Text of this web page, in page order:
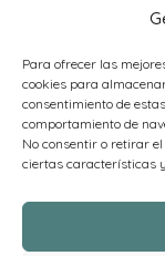
Para ofrecer las
cookies para
consentimiento de
comportamiento de
No consentir o retirar
ciertas características